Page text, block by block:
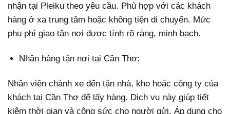
nhận tại Pleiku theo yêu cầu. Phù hợp với các khách
hàng ở xa trung tâm hoặc không tiện di chuyển. Mức
phụ phí giao tận nơi được tính rõ ràng, minh bạch.
Nhận hàng tận nơi tại Cần Thơ:
Nhân viên chành xe đến tận nhà, kho hoặc công ty của
khách tại Cần Thơ để lấy hàng. Dịch vụ này giúp tiết
kiệm thời gian và công sức cho người gửi. Áp dụng cho